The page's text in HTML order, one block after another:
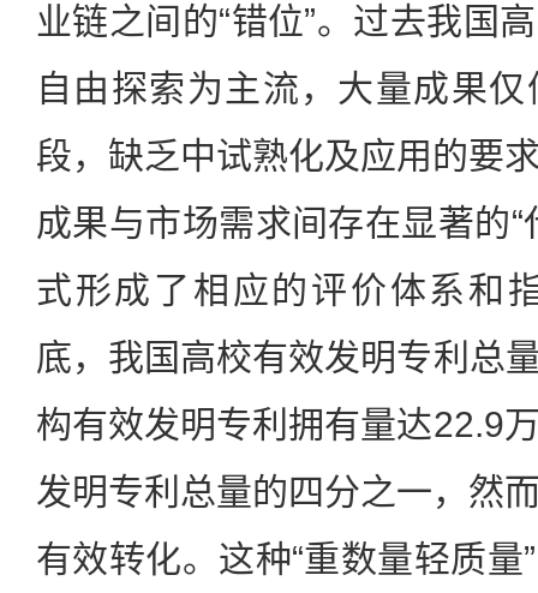
业链之间的“错位”。过去我国
自由探索为主流，大量成果
段，缺乏中试熟化及应用的要
成果与市场需求间存在显著的
式形成了相应的评价体系和
底，我国高校有效发明专利总
构有效发明专利拥有量达22.9
发明专利总量的四分之一，然
有效转化。这种“重数量轻质量